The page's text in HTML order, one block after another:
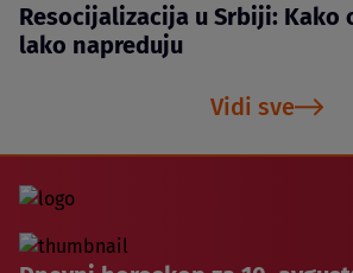
Resocijalizacija u Srbiji: Kako
lako napreduju
Vidi sve